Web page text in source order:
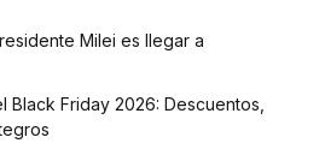
Milei es llegar a
Black Friday 2026: Descuentos,